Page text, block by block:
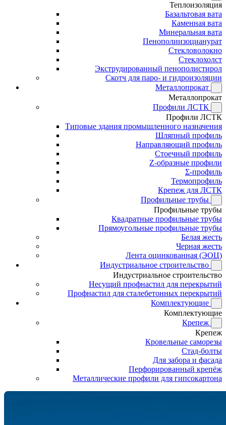
Теплоизоляция
Базальтовая вата
Каменная вата
Минеральная вата
Пенополиизоцианурат
Стекловолокно
Стеклохолст
Экструдированный пенополистирол
Скотч для паро- и гидроизоляции
Металлопрокат
Металлопрокат
Профили ЛСТК
Профили ЛСТК
Типовые здания промышленного назначения
Шляпный профиль
Направляющий профиль
Стоечный профиль
Z-образные профили
Σ-профиль
Термопрофиль
Крепеж для ЛСТК
Профильные трубы
Профильные трубы
Квадратные профильные трубы
Прямоугольные профильные трубы
Белая жесть
Черная жесть
Лента оцинкованная (ЭОЦ)
Индустриальное строительство
Индустриальное строительство
Несущий профнастил для перекрытий
Профнастил для сталебетонных перекрытий
Комплектующие
Комплектующие
Крепеж
Крепеж
Кровельные саморезы
Стад-болты
Для забора и фасада
Перфорированный крепёж
Металлические профили для гипсокартона